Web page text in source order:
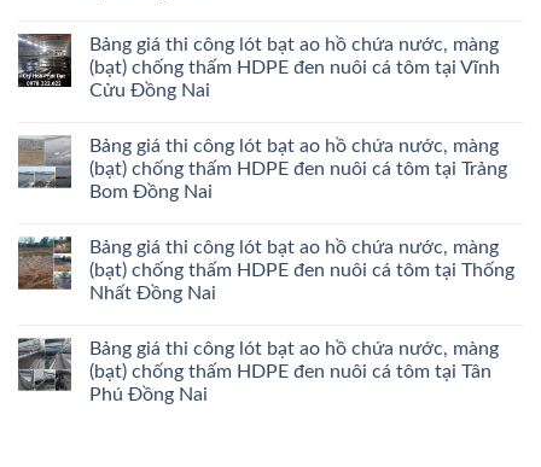
Bảng giá thi công lót bạt ao hồ chứa nước, màng
(bạt) chống thấm HDPE đen nuôi cá tôm tại Vĩnh
Cửu Đồng Nai
Bảng giá thi công lót bạt ao hồ chứa nước, màng
(bạt) chống thấm HDPE đen nuôi cá tôm tại Trảng
Bom Đồng Nai
Bảng giá thi công lót bạt ao hồ chứa nước, màng
(bạt) chống thấm HDPE đen nuôi cá tôm tại Thống
Nhất Đồng Nai
Bảng giá thi công lót bạt ao hồ chứa nước, màng
(bạt) chống thấm HDPE đen nuôi cá tôm tại Tân
Phú Đồng Nai